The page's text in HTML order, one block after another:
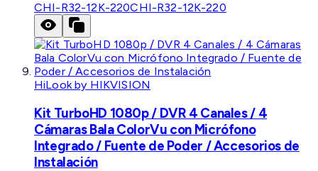
CHI-R32-12K-220CHI-R32-12K-220
HiLook by HIKVISION
Kit TurboHD 1080p / DVR 4 Canales / 4
Cámaras Bala ColorVu con Micrófono
Integrado / Fuente de Poder / Accesorios de
Instalación